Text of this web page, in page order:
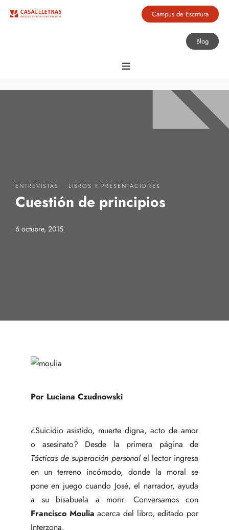
Campus de Escritura
Blog
ENTREVISTAS LIBROS Y PRESENTACIONES
Cuestión de principios
6 octubre, 2015
Por Luciana Czudnowski
¿Suicidio asistido, muerte digna, acto de amor
o asesinato? Desde la primera página de
Tácticas de superación personalel lector ingresa
en un terreno incómodo, donde la moral se
pone en juego cuando José, el narrador, ayuda
a su bisabuela a morir. Conversamos con
Francisco Mouliaacerca del libro, editado por
Interzona.